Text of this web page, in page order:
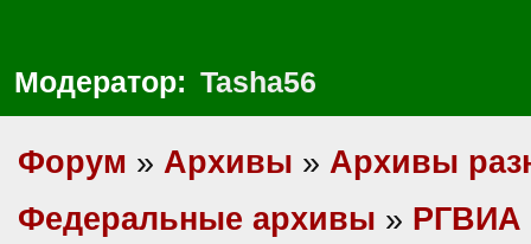
Модератор: Tasha56
Форум » Архивы » Архивы
Федеральные архивы » РГВИА